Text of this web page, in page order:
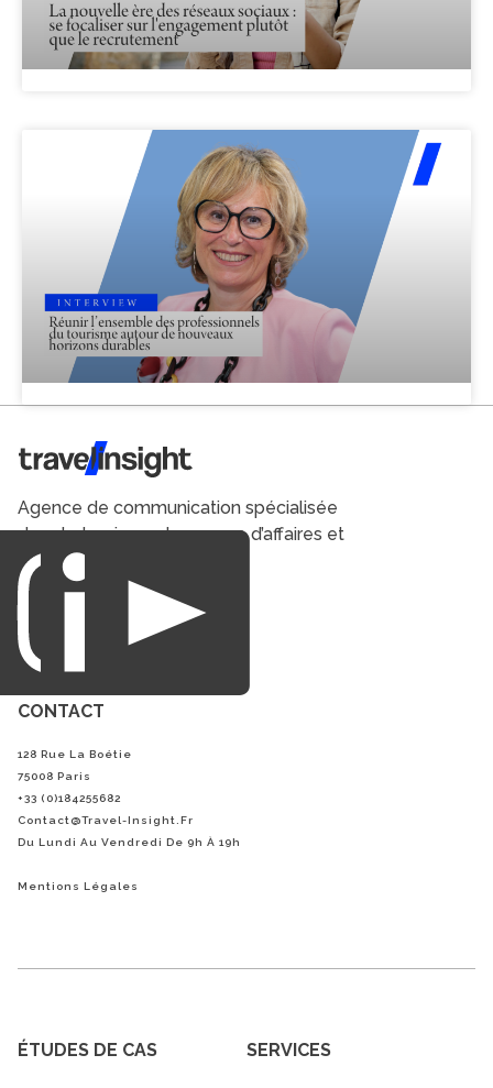
Travel Insight
Agence de communication spécialisée
dans le tourisme du voyage d’affaires et
du loisirs.
CONTACT
128 Rue La Boétie
75008 Paris
+33 (0)184255682
Contact@Travel-Insight.fr
Du Lundi Au Vendredi De 9h À 19h
Mentions Légales
ÉTUDES DE CAS SERVICES